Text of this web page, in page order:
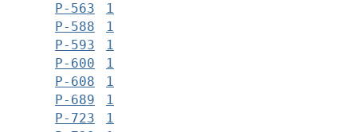
Р-563
1
Р-588
1
Р-593
1
Р-600
1
Р-608
1
Р-689
1
Р-723
1